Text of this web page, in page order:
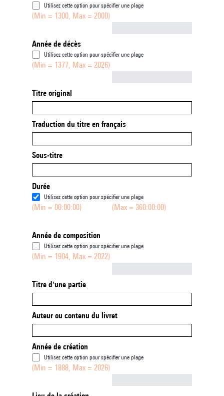
Utilisez cette option pour spécifier une plage
(Min = 1300, Max = 2000)
Année de décès
Utilisez cette option pour spécifier une plage
(Min = 1377, Max = 2026)
Titre original
Traduction du titre en français
Sous-titre
Durée
Utilisez cette option pour spécifier une plage
(Min = 00:00:00) (Max = 360:00:00)
Année de composition
Utilisez cette option pour spécifier une plage
(Min = 1904, Max = 2022)
Titre d'une partie
Auteur ou contenu du livret
Année de création
Utilisez cette option pour spécifier une plage
(Min = 1888, Max = 2026)